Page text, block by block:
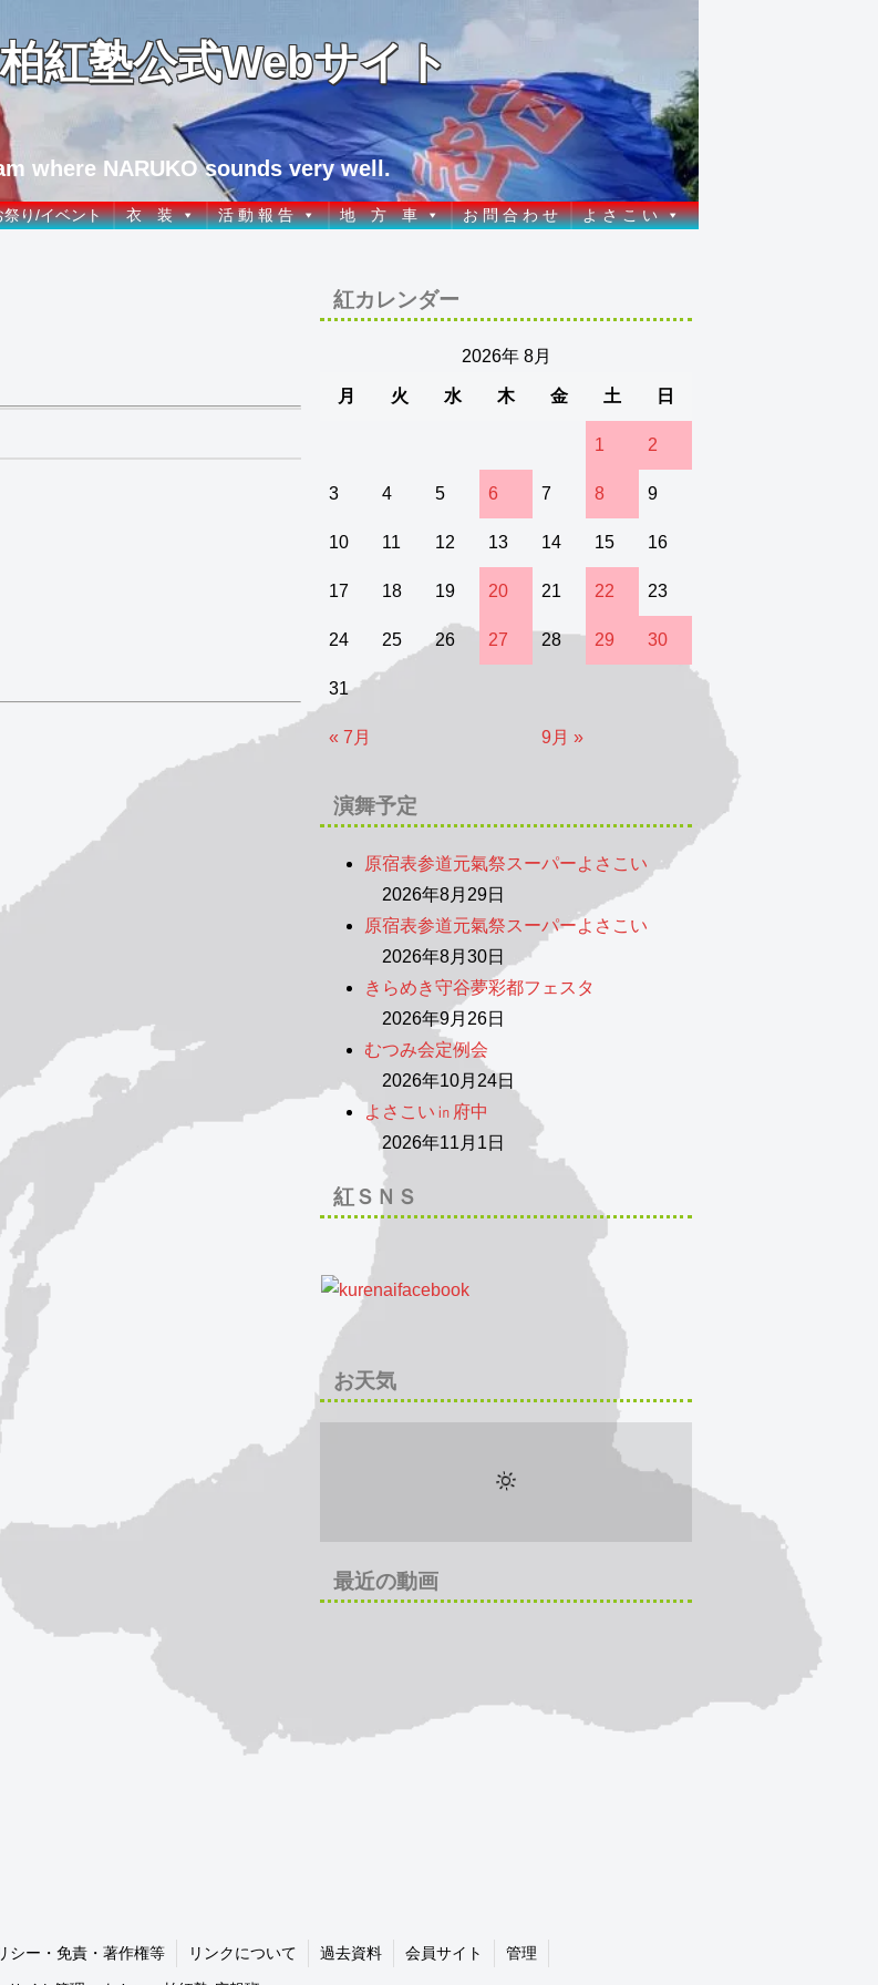
紅塾公式Webサイト
where NARUKO sounds very well.
祭り/イベント 衣 装 活 動 報 告 地 方 車 お 問 合 わ せ よ さ こ い
紅カレンダー
2026年 8月
月 火 水 木 金 土 日
1 2
3 4 5 6 7 8 9
10 11 12 13 14 15 16
17 18 19 20 21 22 23
24 25 26 27 28 29 30
31
« 7月 9月 »
演舞予定
原宿表参道元氣祭スーパーよさこい
2026年8月29日
原宿表参道元氣祭スーパーよさこい
2026年8月30日
きらめき守谷夢彩都フェスタ
2026年9月26日
むつみ会定例会
2026年10月24日
よさこい㏌府中
2026年11月1日
紅ＳＮＳ
お天気
最近の動画
シー・免責・著作権等 リンクについて 過去資料 会員サイト 管理